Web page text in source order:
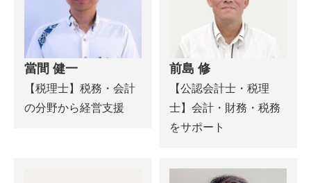
當間 健一
【税理士】税務・会計
の分野から経営支援
前島 修
【公認会計士・税理
士】会計・財務・税務
をサポート